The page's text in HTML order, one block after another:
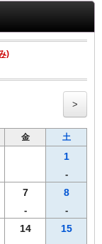
だきます。
だけお召し上がり
分まで(ｵｰﾀﾞｰｽﾄｯ
)
>
金 土
1
-
7
-
8
-
14 15